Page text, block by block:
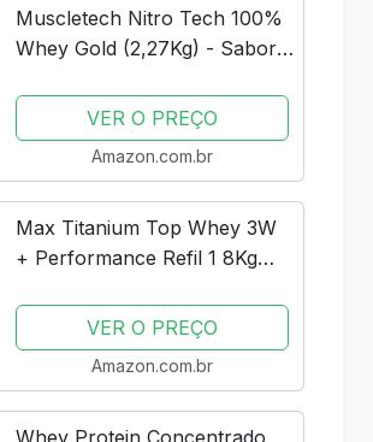
Muscletech Nitro Tech 100%
Whey Gold (2,27Kg) - Sabor
Muscle TechVER O PREÇO
Amazon.com.br
Max Titanium Top Whey 3W
+ Performance Refil 1 8Kg
VER O PREÇO
Amazon.com.br